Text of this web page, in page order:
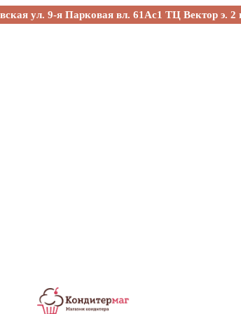
ул. 9-я Парковая вл. 61Ас1 ТЦ Вектор э. 2